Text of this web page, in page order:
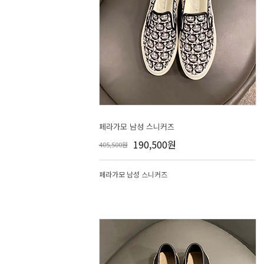
페라가모 남성 스니커즈
405,500원 190,500원
페라가모 남성 스니커즈